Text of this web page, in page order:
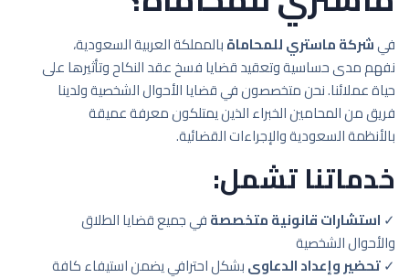
فيشركة ماستري للمحاماةبالمملكة العربية السعودية،
نفهم مدى حساسية وتعقيد قضايا فسخ عقد النكاح وتأثيرها على
حياة عملائنا. نحن متخصصون في قضايا الأحوال الشخصية ولدينا
فريق من المحامين الخبراء الذين يمتلكون معرفة عميقة
بالأنظمة السعودية والإجراءات القضائية.
خدماتنا تشمل:
✓ استشارات قانونية متخصصةفي جميع قضايا الطلاق
والأحوال الشخصية
✓تحضير وإعداد الدعاوىبشكل احترافي يضمن استيفاء كافة